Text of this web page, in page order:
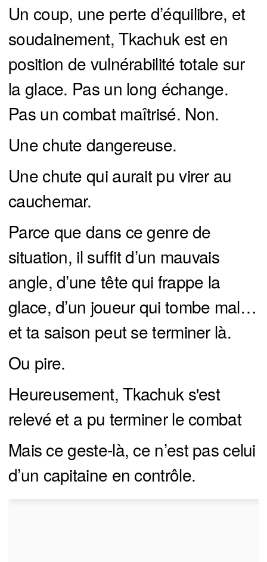
Un coup, une perte d’équilibre, et
soudainement, Tkachuk est en
position de vulnérabilité totale sur
la glace. Pas un long échange.
Pas un combat maîtrisé. Non.
Une chute dangereuse.
Une chute qui aurait pu virer au
cauchemar.
Parce que dans ce genre de
situation, il suffit d’un mauvais
angle, d’une tête qui frappe la
glace, d’un joueur qui tombe mal…
et ta saison peut se terminer là.
Ou pire.
Heureusement, Tkachuk s'est
relevé et a pu terminer le combat
Mais ce geste-là, ce n’est pas celui
d’un capitaine en contrôle.